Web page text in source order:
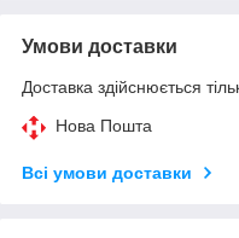
Умови доставки
Доставка здійснюється
Нова Пошта
Всі умови доставки